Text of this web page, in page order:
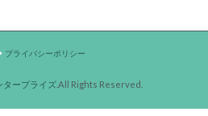
プライバシーポリシー
タープライズ.All Rights Reserved.